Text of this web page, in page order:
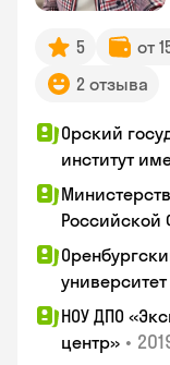
5 от
2 отзыва
Орский
институт
Российской
университет
НОУ ДПО
центр» •